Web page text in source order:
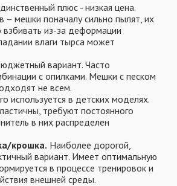
плюс - низкая цена.
– мешки поначалу сильно пылят, их
из-за деформации
влаги тырса может
вариант. Часто
с опилками. Мешки с песком
не всем.
используется в детских моделях.
требуют постоянного
в них распределен
крошка. Наиболее дорогой,
вариант. Имеет оптимальную
в процессе тренировок и
внешней среды.